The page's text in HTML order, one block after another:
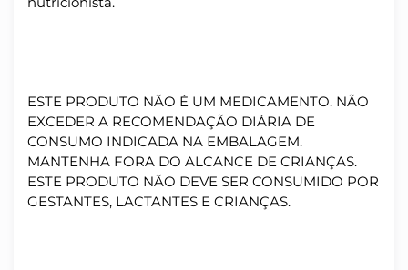
ESTE PRODUTO NÃO É UM MEDICAMENTO. NÃO
EXCEDER A RECOMENDAÇÃO DIÁRIA DE
CONSUMO INDICADA NA EMBALAGEM.
MANTENHA FORA DO ALCANCE DE CRIANÇAS.
ESTE PRODUTO NÃO DEVE SER CONSUMIDO POR
GESTANTES, LACTANTES E CRIANÇAS.